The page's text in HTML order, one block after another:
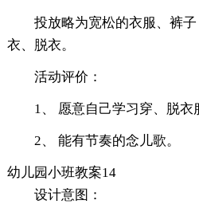
投放略为宽松的衣服、裤
衣、脱衣。
活动评价：
1、 愿意自己学习穿、脱衣
2、 能有节奏的念儿歌。
幼儿园小班教案14
设计意图：